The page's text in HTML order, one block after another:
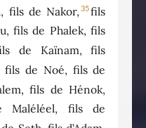
fils de Nakor, 35fils
fils de Phalek, fils
de Kaïnam, fils
fils de Noé, fils de
fils de Hénok,
fils de